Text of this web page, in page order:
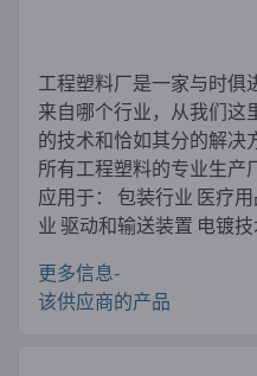
工程塑料厂是一家与时俱
来自哪个行业，从我们这
的技术和恰如其分的解决
所有工程塑料的专业生产
应用于： 包装行业 医疗
业 驱动和输送装置 电镀技
更多信息-
该供应商的产品